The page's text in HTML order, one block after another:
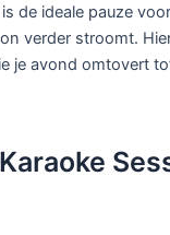
de ideale pauze
verder stroomt.
je avond omtovert